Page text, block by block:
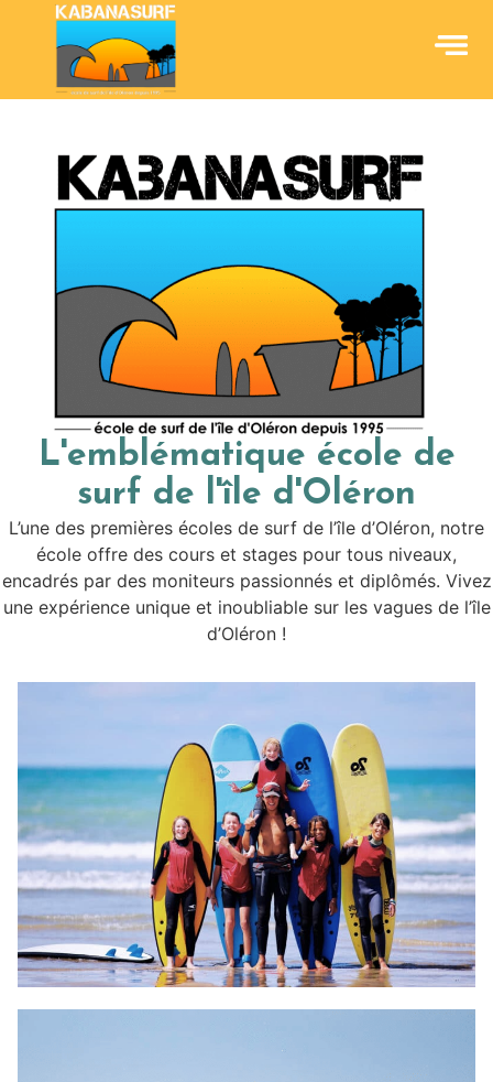
L'emblématique école de
surf de l'île d'Oléron
L’une des premières écoles de surf de l’île d’Oléron, notre
école offre des cours et stages pour tous niveaux,
encadrés par des moniteurs passionnés et diplômés. Vivez
une expérience unique et inoubliable sur les vagues de l’île
d’Oléron !